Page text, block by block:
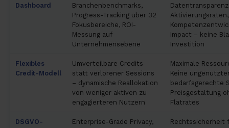
Dashboard
Branchenbenchmarks,
Progress-Tracking über 32
Fokusbereiche, ROI-
Messung auf
Unternehmensebene
Aktivierungsraten,
Impact – keine
Investition
Flexibles
Credit-Modell
Umverteilbare Credits
statt verlorener Sessions
– dynamische Reallokation
von weniger aktiven zu
engagierteren Nutzern
Maximale
Keine
bedarfsgerechte
Preisgestaltung
Flatrates
DSGVO-
Enterprise-Grade Privacy,
Rechtssicherheit